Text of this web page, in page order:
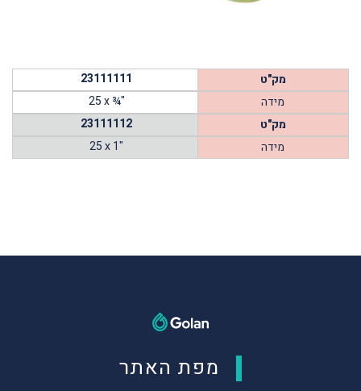
מק"ט
23111111
מידה
25 x ¾"
מק"ט
23111112
מידה
25 x 1"
מפת האתר